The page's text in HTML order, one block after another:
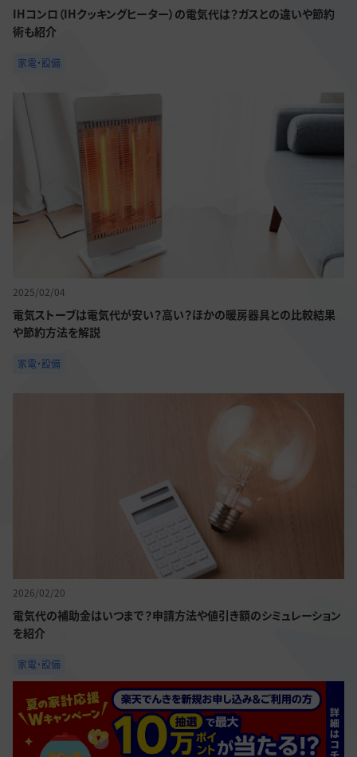
IHコンロ（IHクッキングヒーター）の電気代は？ガスとの違いや節約
術も紹介
家電・設備
2025/02/04
電気ストーブは電気代が安い？高い？ほかの暖房器具との比較結果
や節約方法を解説
家電・設備
2026/02/20
電気代の補助金はいつまで？申請方法や値引き額のシミュレーション
を紹介
家電・設備